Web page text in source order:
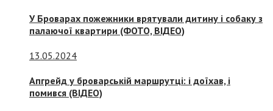
У Броварах пожежники врятували дитину і собаку з
палаючої квартири (ФОТО, ВІДЕО)
13.05.2024
Апгрейд у броварській маршрутці: і доїхав, і
помився (ВІДЕО)